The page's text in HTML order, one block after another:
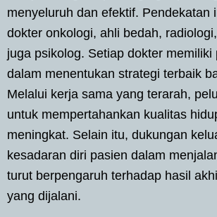
menyeluruh dan efektif. Pendekatan
dokter onkologi, ahli bedah,
juga psikolog. Setiap dokter memiliki
dalam menentukan strategi terbaik
Melalui kerja sama yang terarah,
untuk mempertahankan kualitas
meningkat. Selain itu, dukungan
kesadaran diri pasien dalam
turut berpengaruh terhadap hasil
yang dijalani.